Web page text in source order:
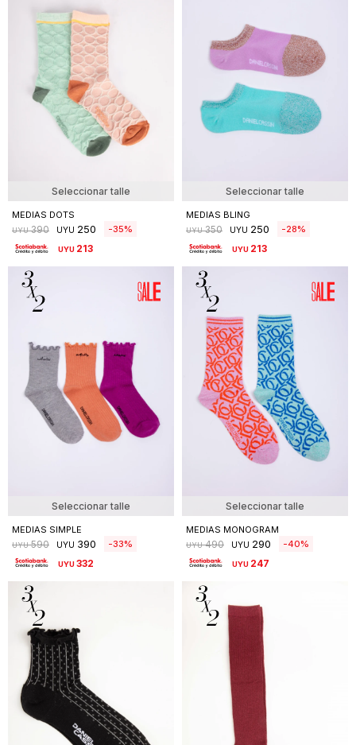
Seleccionar talle
MEDIAS DOTS
UYU 390 UYU 250 35
UYU 213
Seleccionar talle
MEDIAS BLING
UYU 350 UYU 250 28
UYU 213
Seleccionar talle
MEDIAS SIMPLE
UYU 590 UYU 390 33
UYU332
Seleccionar talle
MEDIAS MONOGRAM
UYU 490 UYU 290 40
UYU 247